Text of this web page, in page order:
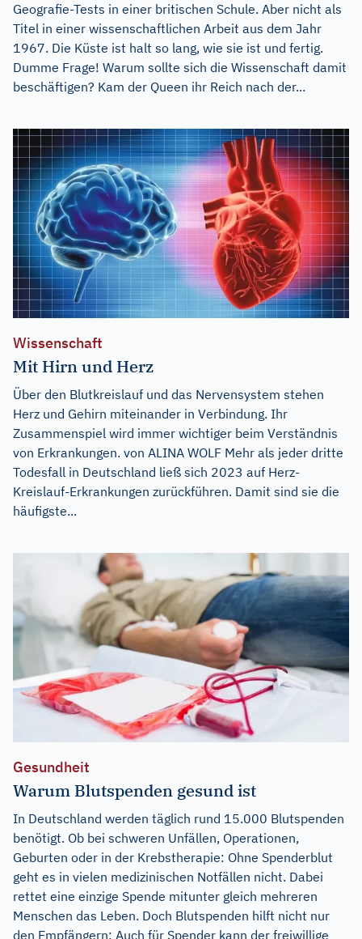
Geografie-Tests in einer britischen Schule. Aber nicht als
Titel in einer wissenschaftlichen Arbeit aus dem Jahr
1967. Die Küste ist halt so lang, wie sie ist und fertig.
Dumme Frage! Warum sollte sich die Wissenschaft damit
beschäftigen? Kam der Queen ihr Reich nach der...
Wissenschaft
Mit Hirn und Herz
Über den Blutkreislauf und das Nervensystem stehen
Herz und Gehirn miteinander in Verbindung. Ihr
Zusammenspiel wird immer wichtiger beim Verständnis
von Erkrankungen. von ALINA WOLF Mehr als jeder dritte
Todesfall in Deutschland ließ sich 2023 auf Herz-
Kreislauf-Erkrankungen zurückführen. Damit sind sie die
häufigste...
Gesundheit
Warum Blutspenden gesund ist
In Deutschland werden täglich rund 15.000 Blutspenden
benötigt. Ob bei schweren Unfällen, Operationen,
Geburten oder in der Krebstherapie: Ohne Spenderblut
geht es in vielen medizinischen Notfällen nicht. Dabei
rettet eine einzige Spende mitunter gleich mehreren
Menschen das Leben. Doch Blutspenden hilft nicht nur
den Empfängern: Auch für Spender kann der freiwillige